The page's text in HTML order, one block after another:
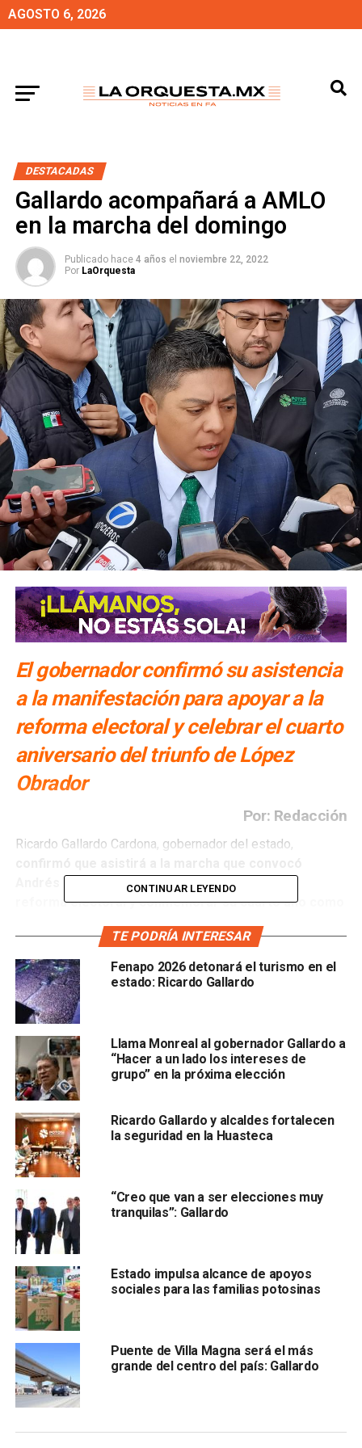
AGOSTO 6, 2026
DESTACADAS
Gallardo acompañará a AMLO
en la marcha del domingo
Publicado hace 4 años el noviembre 22, 2022
Por LaOrquesta
El gobernador confirmó su asistencia
a la manifestación para apoyar a la
reforma electoral y celebrar el cuarto
aniversario del triunfo de López
Obrador
Por: Redacción
Ricardo Gallardo Cardona, gobernador del estado,
Andrés Manuel López Obrador para apoyar la
reforma electoral y conmemorar su cuarto año como
domingo 27 de noviembre en la Ciudad de México.
El gobernador del estado declaró que solo iba a marchar
en caso de ser invitado;
fue convocado y que asistirá al llamado del
presidente: “Vamos a estar con él marchando, ahí
vamos a estar”.
Andrés Manuel López Obrador aseguró que
es por la reforma electoral y comentó que solo será
una celebración por la Cuarta Transformación, esto a
pesar de que varios actores políticos de Morena,
incluidos varios de San Luis Potosí han convocado
con motivo de apoyar a la iniciativa presidencial para
reformar el sistema electoral.
También lee:
Dirección de Pensiones de SLP
CONTINUAR LEYENDO
TE PODRÍA INTERESAR
Fenapo 2026 detonará el turismo en el
estado: Ricardo Gallardo
Llama Monreal al gobernador Gallardo a
“Hacer a un lado los intereses de
grupo” en la próxima elección
Ricardo Gallardo y alcaldes fortalecen
la seguridad en la Huasteca
“Creo que van a ser elecciones muy
tranquilas”: Gallardo
Estado impulsa alcance de apoyos
sociales para las familias potosinas
Puente de Villa Magna será el más
grande del centro del país: Gallardo